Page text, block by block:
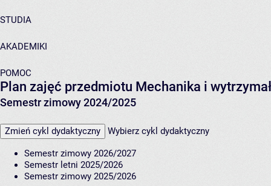
STUDIA
AKADEMIKI
POMOC
Plan zajęć przedmiotu Mechanika i
Semestr zimowy 2024/2025
Zmień cykl dydaktyczny Wybierz cykl dydaktyczny
Semestr zimowy 2026/2027
Semestr letni 2025/2026
Semestr zimowy 2025/2026